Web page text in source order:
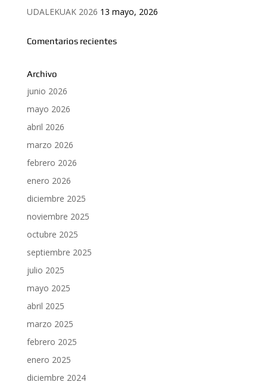
UDALEKUAK 2026 13 mayo, 2026
Comentarios recientes
Archivo
junio 2026
mayo 2026
abril 2026
marzo 2026
febrero 2026
enero 2026
diciembre 2025
noviembre 2025
octubre 2025
septiembre 2025
julio 2025
mayo 2025
abril 2025
marzo 2025
febrero 2025
enero 2025
diciembre 2024